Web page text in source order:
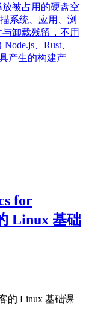
被占用的硬盘空
系统、应用、浏
卸载残留，不用
、Rust、
产生的构建产
for
Linux 基础
的 Linux 基础课